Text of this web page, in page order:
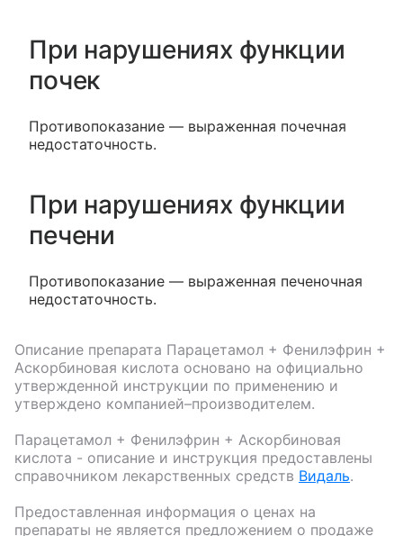
При нарушениях функции
почек
Противопоказание — выраженная почечная
недостаточность.
При нарушениях функции
печени
Противопоказание — выраженная печеночная
недостаточность.
Описание препарата Парацетамол + Фенилэфрин +
Аскорбиновая кислота основано на официально
утвержденной инструкции по применению и
утверждено компанией–производителем.
Парацетамол + Фенилэфрин + Аскорбиновая
кислота - описание и инструкция предоставлены
справочником лекарственных средств Видаль.
Предоставленная информация о ценах на
препараты не является предложением о продаже